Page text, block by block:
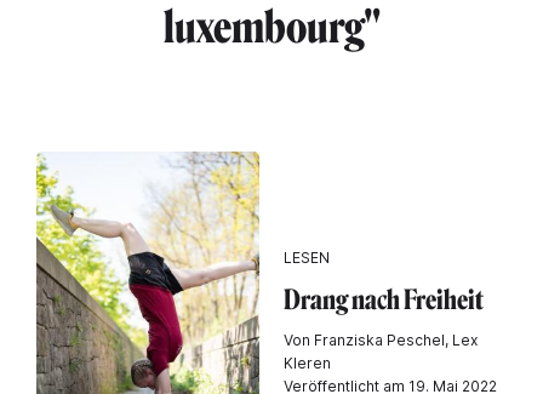
luxembourg"
LESEN
Drang nach Freiheit
Von Franziska Peschel, Lex
Kleren
Veröffentlicht am 19. Mai 2022